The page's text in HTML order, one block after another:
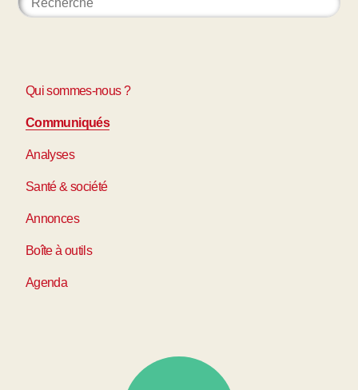
Qui sommes-nous ?
Communiqués
Analyses
Santé & société
Annonces
Boîte à outils
Agenda